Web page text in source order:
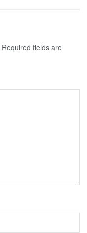
Required fields are